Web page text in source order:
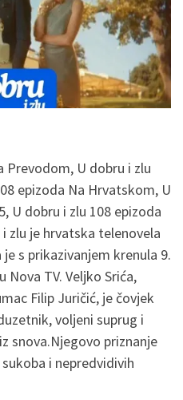
Prevodom, U dobru i zlu
epizoda Na Hrvatskom, U
U dobru i zlu 108 epizoda
zlu je hrvatska telenovela
s prikazivanjem krenula 9.
Nova TV. Veljko Srića,
Filip Juričić, je čovjek
voljeni suprug i
snova.Njegovo priznanje
i nepredvidivih